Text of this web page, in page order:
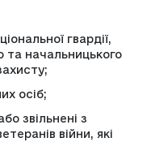
гвардії,
та начальницького
осіб;
звільнені з
війни, які